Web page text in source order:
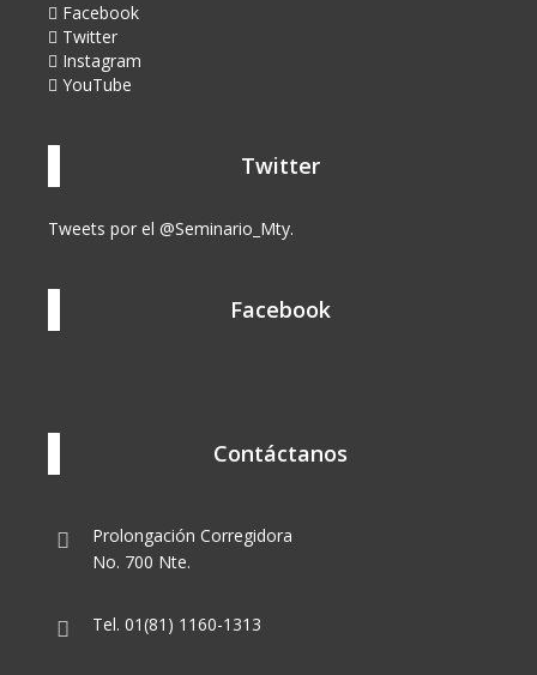
Facebook
Twitter
Instagram
YouTube
Twitter
Tweets por el @Seminario_Mty.
Facebook
Contáctanos
Prolongación Corregidora
No. 700 Nte.
Tel. 01(81) 1160-1313